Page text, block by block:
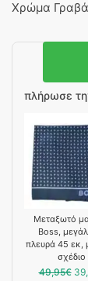
Χρώμα
πλήρωσε
Μεταξωτό
Boss,
πλευρά 45 εκ,
σχέδιο
49,95€